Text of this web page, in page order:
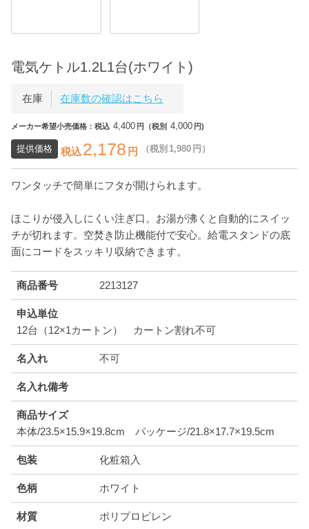
電気ケトル1.2L1台(ホワイト)
在庫 在庫数の確認はこちら
メーカー希望小売価格：税込 4,400 円（税別 4,000 円)
提供価格 税込2,178 円 （税別 1,980 円）
ワンタッチで簡単にフタが開けられます。
ほこりが侵入しにくい注ぎ口。お湯が沸くと自動的にスイッ
チが切れます。空焚き防止機能付で安心。給電スタンドの底
面にコードをスッキリ収納できます。
商品番号 2213127
申込単位
12台（12×1カートン） カートン割れ不可
名入れ 不可
名入れ備考
商品サイズ
本体/23.5×15.9×19.8cm パッケージ/21.8×17.7×19.5cm
包装 化粧箱入
色柄 ホワイト
材質 ポリプロピレン